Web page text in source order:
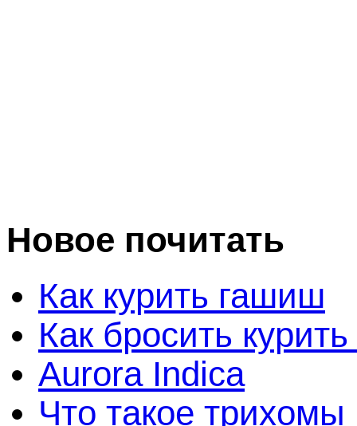
Новое почитать
Как курить гашиш
Как бросить
Aurora Indica
Что такое трихомы